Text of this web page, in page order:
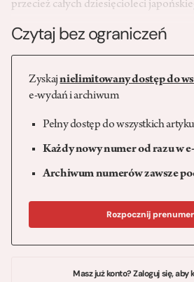
przecież całych dziesięcioleci
Czytaj bez ograniczeń
Zyskajnielimitowany dostęp do
e-wydań i archiwum
Pełny dostęp do wszystkich
Każdy nowy numer od razu w
Archiwum numerów zawsze
Rozpocznij
Masz już konto? Zaloguj się, aby